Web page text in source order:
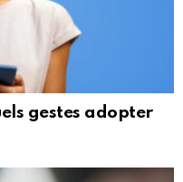
gestes adopter